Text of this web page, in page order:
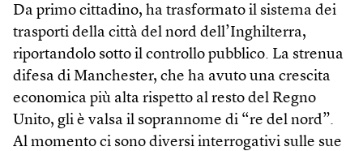
Da primo cittadino, ha trasformato il sistema dei
trasporti della città del nord dell’Inghilterra,
riportandolo sotto il controllo pubblico. La strenua
difesa di Manchester, che ha avuto una crescita
economica più alta rispetto al resto del Regno
Unito, gli è valsa il soprannome di “re del nord”.
Al momento ci sono diversi interrogativi sulle sue